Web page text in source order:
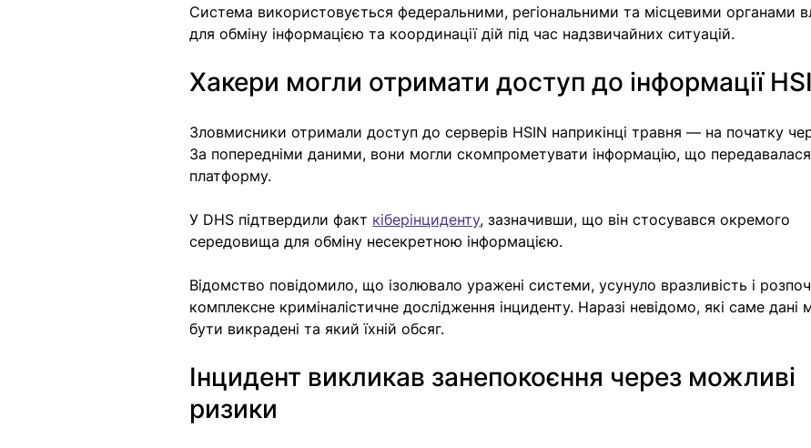
Система використовується федеральними, регіональними та місцевими органами
для обміну інформацією та координації дій під час надзвичайних ситуацій.
Хакери могли отримати доступ до інформації
Зловмисники отримали доступ до серверів HSIN наприкінці травня — на початку
За попередніми даними, вони могли скомпрометувати інформацію, що
платформу.
У DHS підтвердили факт кіберінциденту, зазначивши, що він стосувався окремого
середовища для обміну несекретною інформацією.
Відомство повідомило, що ізолювало уражені системи, усунуло вразливість і
комплексне криміналістичне дослідження інциденту. Наразі невідомо, які саме дані
бути викрадені та який їхній обсяг.
Інцидент викликав занепокоєння через можливі
ризики